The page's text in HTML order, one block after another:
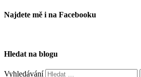
Najdete mě i na Facebooku
Hledat na blogu
Vyhledávání